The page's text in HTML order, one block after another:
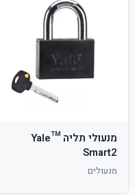
מנעולי תליה ™Yale
Smart2
מנעולים